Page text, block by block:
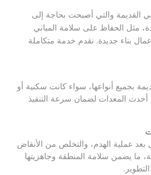
والتي أصبحت بحاجة إلى
مثل الحفاظ على سلامة المباني
بناء جديدة. نقدم خدمة متكاملة
بجميع أنواعها، سواء كانت سكنية أو
أحدث المعدات لضمان سرعة التنفيذ
بعد عملية الهدم، والتخلص من الأنقاض
ما يضمن سلامة المنطقة وجاهزيتها